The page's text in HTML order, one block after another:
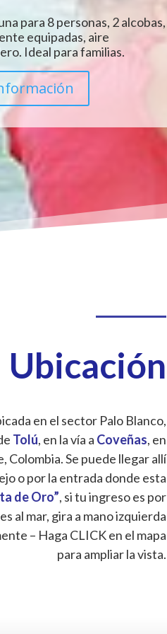
para 8 personas, 2 alcobas,
equipadas, aire
Ideal para familias.
Ubicación
en el sector Palo Blanco,
Tolú, en la vía a Coveñas, en
Colombia. Se puede llegar allí
o por la entrada donde esta
de Oro”, si tu ingreso es por
al mar, gira a mano izquierda
– Haga CLICK en el mapa
para ampliar la vista.